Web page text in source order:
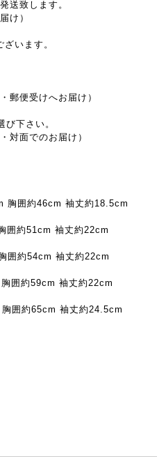
送致します。
け）
います。
郵便受けへお届け）
び下さい。
対面でのお届け）
胸囲約46cm 袖丈約18.5cm
約51cm 袖丈約22cm
囲約54cm 袖丈約22cm
囲約59cm 袖丈約22cm
囲約65cm 袖丈約24.5cm